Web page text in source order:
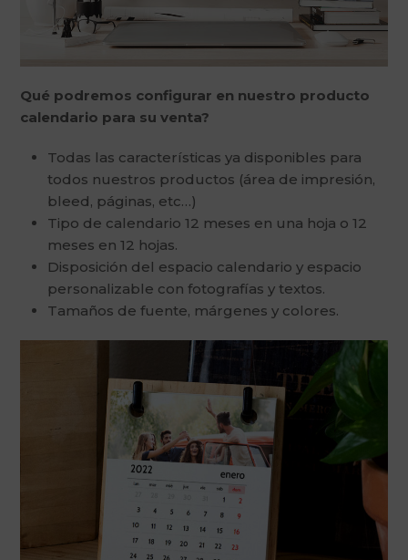
Qué podremos configurar en nuestro producto
calendario para su venta?
Todas las características ya disponibles para
todos nuestros productos (área de impresión,
bleed, páginas, etc…)
Tipo de calendario 12 meses en una hoja o 12
meses en 12 hojas.
Disposición del espacio calendario y espacio
personalizable con fotografías y textos.
Tamaños de fuente, márgenes y colores.